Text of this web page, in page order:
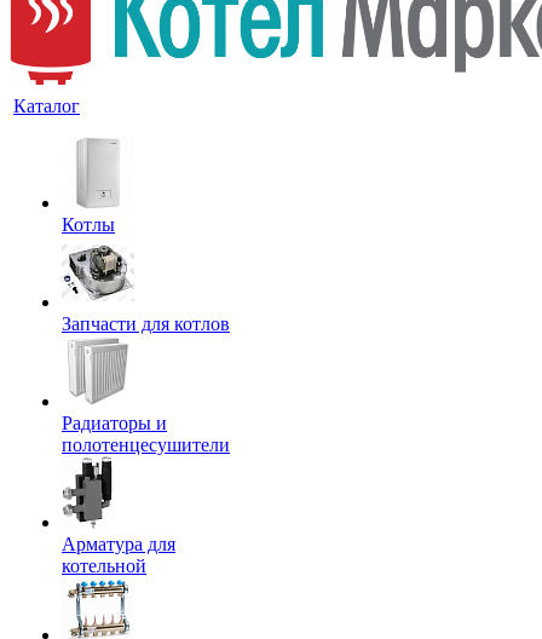
Каталог
Котлы
Запчасти для котлов
Радиаторы и
полотенцесушители
Арматура для
котельной